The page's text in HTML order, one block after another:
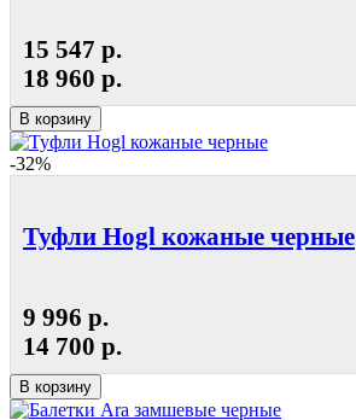
15 547 р.
18 960 р.
В корзину
-32%
Туфли Hogl кожаные черные
9 996 р.
14 700 р.
В корзину